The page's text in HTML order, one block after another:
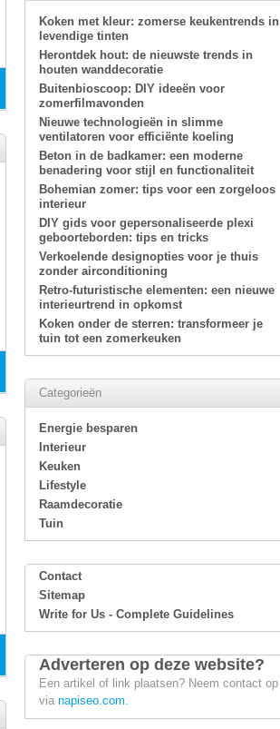
Koken met kleur: zomerse keukentrends in
levendige tinten
Herontdek hout: de nieuwste trends in
houten wanddecoratie
Buitenbioscoop: DIY ideeën voor
zomerfilmavonden
Nieuwe technologieën in slimme
ventilatoren voor efficiënte koeling
Beton in de badkamer: een moderne
benadering voor stijl en functionaliteit
Bohemian zomer: tips voor een zorgeloos
interieur
DIY gids voor gepersonaliseerde plexi
geboorteborden: tips en tricks
Verkoelende designopties voor je thuis
zonder airconditioning
Retro-futuristische elementen: een nieuwe
interieurtrend in opkomst
Koken onder de sterren: transformeer je
tuin tot een zomerkeuken
Categorieën
Energie besparen
Interieur
Keuken
Lifestyle
Raamdecoratie
Tuin
Contact
Sitemap
Write for Us - Complete Guidelines
Adverteren op deze website?
Een artikel of link plaatsen? Neem contact op
via napiseo.com.